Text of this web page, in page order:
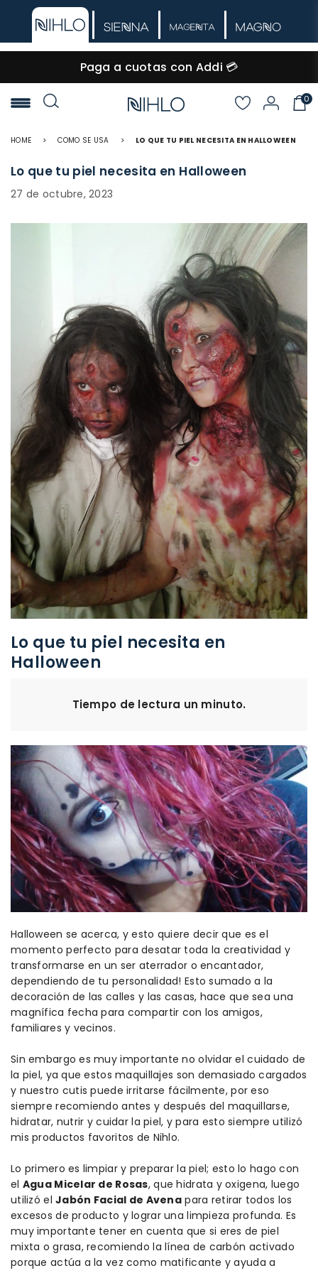
🚚 Envío GRATIS desde $60.000
NIHLO
0
HOME > COMO SE USA > LO QUE TU PIEL NECESITA EN HALLOWEEN
Lo que tu piel necesita en Halloween
27 de octubre, 2023
Lo que tu piel necesita en
Halloween
Tiempo de lectura un minuto.
Halloween se acerca, y esto quiere decir que es el
momento perfecto para desatar toda la creatividad y
transformarse en un ser aterrador o encantador,
dependiendo de tu personalidad! Esto sumado a la
decoración de las calles y las casas, hace que sea una
magnífica fecha para compartir con los amigos,
familiares y vecinos.
Sin embargo es muy importante no olvidar el cuidado de
la piel, ya que estos maquillajes son demasiado cargados
y nuestro cutis puede irritarse fácilmente, por eso
siempre recomiendo antes y después del maquillarse,
hidratar, nutrir y cuidar la piel, y para esto siempre utilizó
mis productos favoritos de Nihlo.
Lo primero es limpiar y preparar la piel; esto lo hago con
el Agua Micelar de Rosas, que hidrata y oxigena, luego
utilizó elJabón Facial de Avenapara retirar todos los
excesos de producto y lograr una limpieza profunda. Es
muy importante tener en cuenta que si eres de piel
mixta o grasa, recomiendo la línea de carbón activado
porque actúa a la vez como matificante y ayuda a